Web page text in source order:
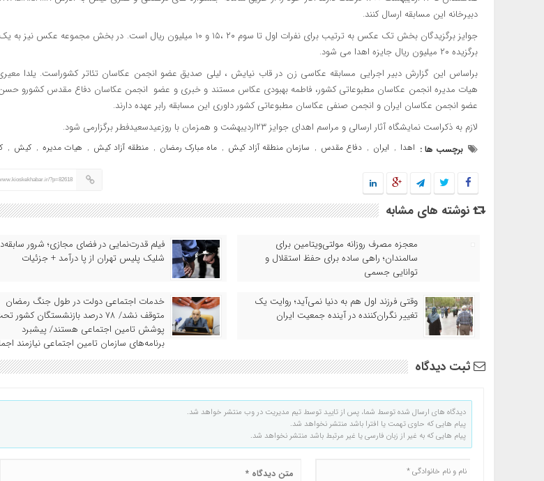
دبیرخانه این مسابقه ارسال کنند.
جوایز برگزیدگان بخش تک عکس به ترتیب برای نفرات اول تا سوم ۲۰ ،۱۵ و ۱۰ میلیون ریال است. در بخش مجموعه
برگزیده ۲۰ میلیون ریال جایزه اهدا می شود.
براساس این گزارش دبیر اجرایی مسابقه عکاسی زن در قاب نیایش ، لیلی صدیق عضو انجمن عکاسان تئاتر کشوراست. یلدا
هیات مدیره انجمن عکاسان مطبوعاتی کشور، فاطمه بهبودی عکاس مستند و خبری و عضو انجمن عکاسان دفاع مقدس کشورو
عضو انجمن عکاسان ایران و انجمن صنفی عکاسان مطبوعاتی کشور داوری این مسابقه رابر عهده دارند.
لازم به ذکراست نمایشگاه آثار ارسالی و مراسم اهدای جوایز ۲۳اردیبهشت و همزمان با روزعیدسعیدفطر برگزارمی شود.
برچسب ها : اهدا , ایران , دفاع مقدس , سازمان منطقه آزاد کیش , ماه مبارک رمضان , منطقه آزاد کیش , هیات مدیره , کیش ,
?p=82618
نوشته های مشابه
معجزه مصرف روزانه مولتی‌ویتامین برای
سالمندان؛ راهی ساده برای حفظ استقلال و
توانایی جسمی
فیلم قدرت‌نمایی در فضای مجازی؛ شرور
شلیک پلیس تهران از پا درآمد + جزئیات
وقتی فرزند اول هم به دنیا نمی‌آید؛ روایت یک
تغییر نگران‌کننده در آینده جمعیت ایران
خدمات اجتماعی دولت در طول جنگ رمضان
متوقف نشد/ ۷۸ درصد بازنشستگان کشور
پوشش تامین اجتماعی هستند/ پیشبرد
برنامه‌های سازمان تامین اجتماعی نیازمند
همه ذینفعان است
ثبت دیدگاه
دیدگاه های ارسال شده توسط شما، پس از تایید توسط تیم مدیریت در وب منتشر خواهد شد.
پیام هایی که حاوی تهمت یا افترا باشد منتشر نخواهد شد.
پیام هایی که به غیر از زبان فارسی یا غیر مرتبط باشد منتشر نخواهد شد.